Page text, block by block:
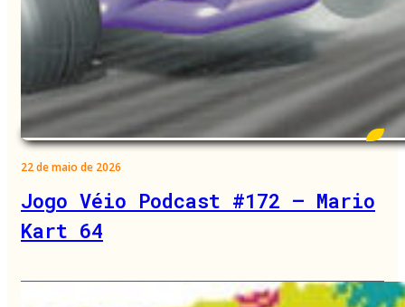
22 de maio de 2026
Jogo Véio Podcast #172 – Mario
Kart 64